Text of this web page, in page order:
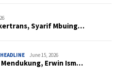
Syarif Mbuing…
HEADLINE June 15, 2026
Erwin Ism…